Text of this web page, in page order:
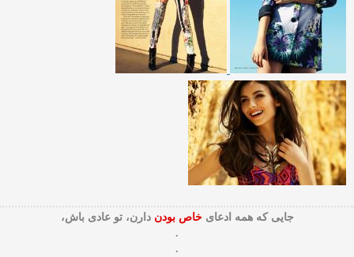
جایی که همه ادعایخاص بودن دارن، تو عادی باش،
.
.